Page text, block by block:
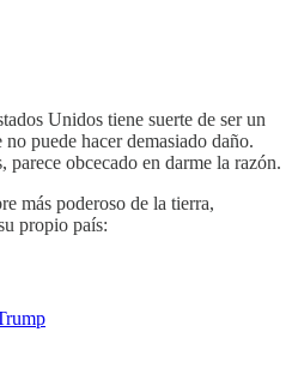
Unidos tiene suerte de ser un
puede hacer demasiado daño.
obcecado en darme la razón.
más poderoso de la tierra,
propio país: